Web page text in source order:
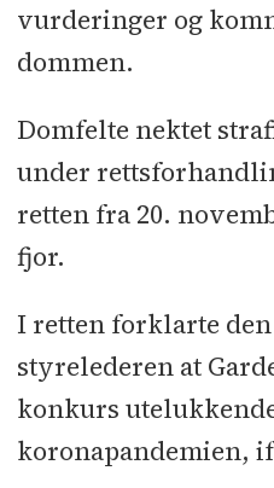
vurderinger og
dommen.
Domfelte nektet
under
retten fra 20.
fjor.
I retten forklarte
styrelederen at
konkurs
koronapandemien,